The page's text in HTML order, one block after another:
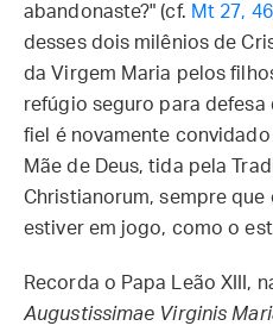
abandonaste?" (cf. Mt 27, 46
desses dois milênios de
da Virgem Maria pelos
refúgio seguro para defesa
fiel é novamente
Mãe de Deus, tida pela
Christianorum, sempre
estiver em jogo, como o
Recorda o Papa Leão XIII,
Augustissimae Virginis